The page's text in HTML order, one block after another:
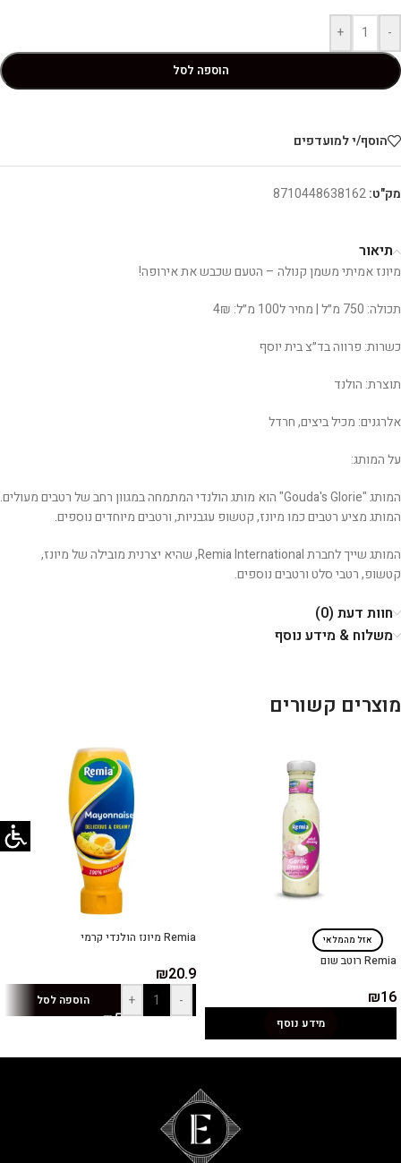
-
+
הוספה לסל
הוסף/י למועדפים
מק"ט:8710448638162
תיאור
מיונז אמיתי משמן קנולה – הטעם שכבש את אירופה!
תכולה: 750 מ״ל | מחיר ל100 מ״ל: 4₪
כשרות: פרווה בד״צ בית יוסף
תוצרת: הולנד
אלרגנים: מכיל ביצים, חרדל
על המותג:
המותג "Gouda's Glorie" הוא מותג הולנדי המתמחה במגוון רחב של רטבים מעולים.
המותג מציע רטבים כמו מיונז, קטשופ עגבניות, ורטבים מיוחדים נוספים.
המותג שייך לחברת Remia International, שהיא יצרנית מובילה של מיונז,
קטשופ, רטבי סלט ורטבים נוספים.
חוות דעת (0)
משלוח & מידע נוסף
מוצרים קשורים
אזל מהמלאי
Remia רוטב שום
₪16
מידע נוסף
Remia מיונז הולנדי קרמי
₪20.9
-
+ הוספה לסל